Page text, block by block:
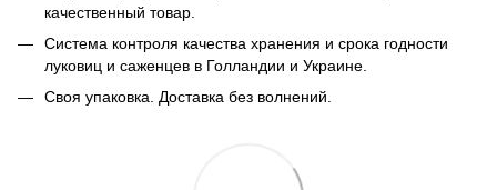
качественный товар.
Система контроля качества хранения и срока годности
луковиц и саженцев в Голландии и Украине.
Своя упаковка. Доставка без волнений.